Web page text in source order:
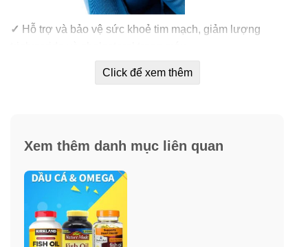
✓ Hỗ trợ và bảo vệ sức khoẻ tim mạch, giảm lượng
Giảm nguy cơ bệnh tim mạch, huyết áp.
mắt, mỏi mắt.
Ngăn ngừa và giảm đau nhức xương khớp.
Tăng cường miễn dịch và nâng cao sức khỏe của cơ
Click để xem thêm
Xem thêm danh mục liên quan